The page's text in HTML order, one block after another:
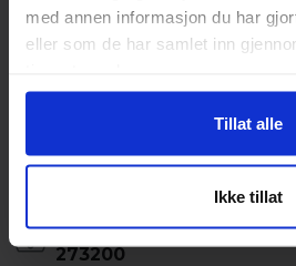
med annen informasjon du har
eller som de har samlet inn
Tillat alle
Ikke tillat
Omregistreringsavgift
1942
XBID Kontaktperson
Selges av
Kilometerstand
273200